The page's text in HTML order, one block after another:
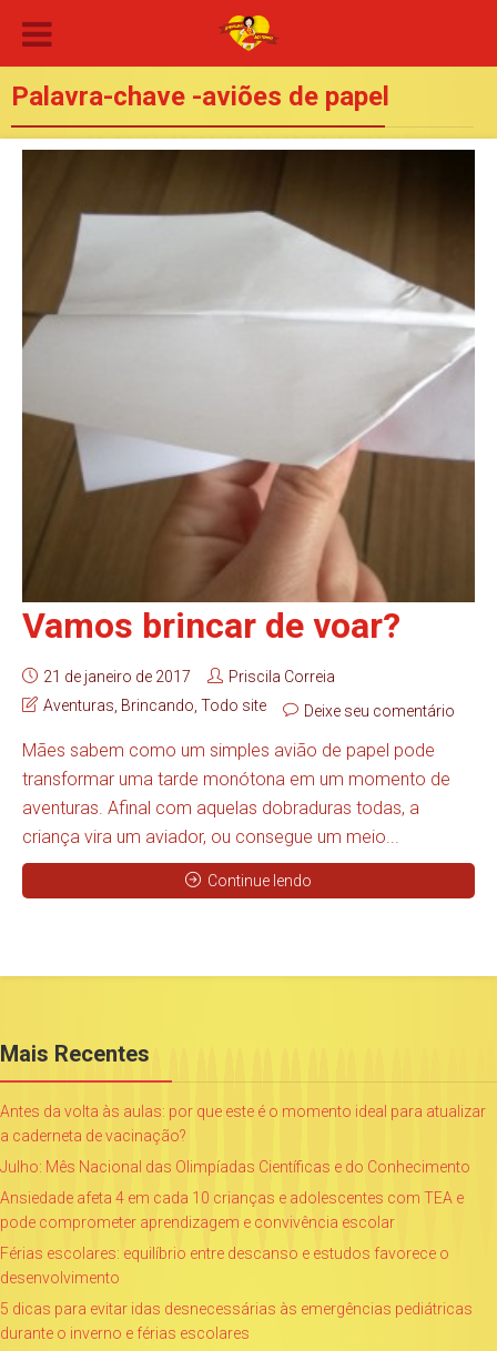
Palavra-chave -aviões de papel
Vamos brincar de voar?
21 de janeiro de 2017
Priscila Correia
Aventuras Brincando Todo site Deixe seu comentário
Mães sabem como um simples avião de papel pode
transformar uma tarde monótona em um momento de
aventuras. Afinal com aquelas dobraduras todas, a
criança vira um aviador, ou consegue um meio...
Continue lendo
Mais Recentes
Antes da volta às aulas: por que este é o momento ideal para atualizar
a caderneta de vacinação?
Julho: Mês Nacional das Olimpíadas Científicas e do Conhecimento
Ansiedade afeta 4 em cada 10 crianças e adolescentes com TEA e
pode comprometer aprendizagem e convivência escolar
Férias escolares: equilíbrio entre descanso e estudos favorece o
desenvolvimento
5 dicas para evitar idas desnecessárias às emergências pediátricas
durante o inverno e férias escolares